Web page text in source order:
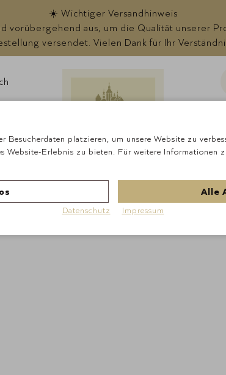
☀️ Wichtiger Versandhinweis
vorübergehend aus, um die Qualität unserer
versendet. Vielen Dank für Ihr
KLEEBLATT
Besucherdaten platzieren, um unsere Website zu
Website-Erlebnis zu bieten. Für weitere Informationen
Alle
Datenschutz Impressum